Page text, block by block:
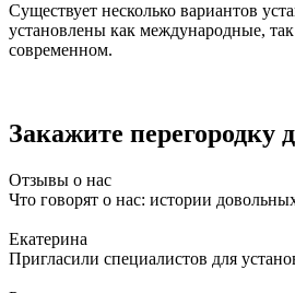
Существует несколько вариантов
установлены как международные,
современном.
Закажите перегородку
Отзывы о нас
Что говорят о нас: истории
Екатерина
Пригласили специалистов для